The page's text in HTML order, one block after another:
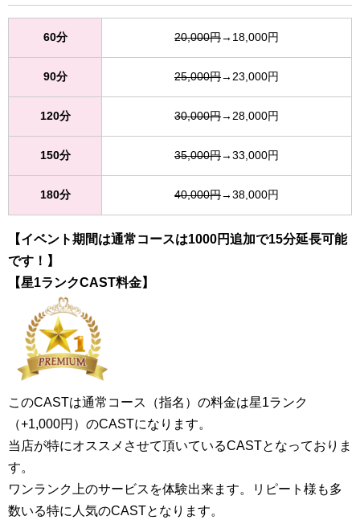
60分 20,000円→18,000円
90分 25,000円→23,000円
120分 30,000円→28,000円
150分 35,000円→33,000円
180分 40,000円→38,000円
【イベント期間は通常コースは1000円追加で15分延長可能
です！】
【星1ランクCAST料金】
このCASTは通常コース（指名）の料金は星1ランク
（+1,000円）のCASTになります。
当店が特にオススメさせて頂いているCASTとなっておりま
す。
ワンランク上のサービスを体験出来ます。リピート様も多
数いる特に人気のCASTとなります。